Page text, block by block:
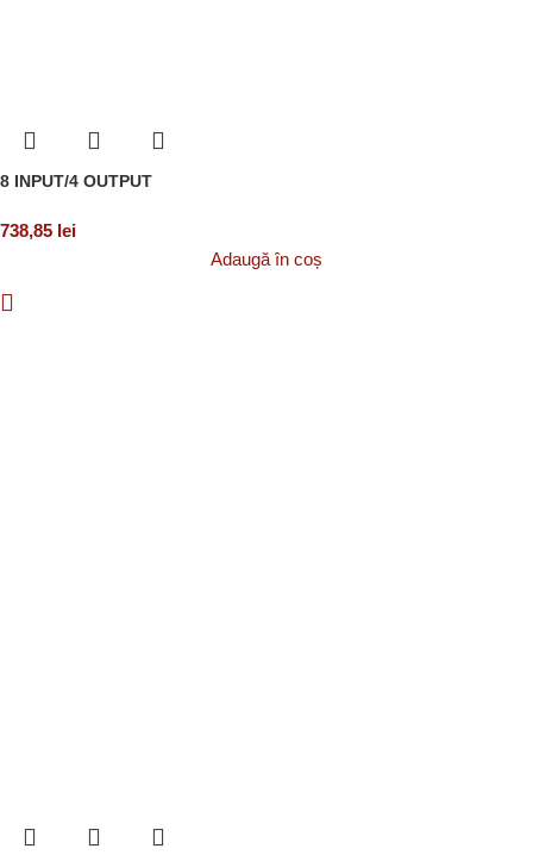
8 INPUT/4 OUTPUT
738,85 lei
Adaugă în coș